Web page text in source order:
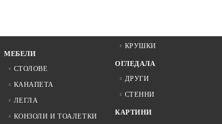
МЕБЕЛИ
СТОЛОВЕ
КАНАПЕТА
ЛЕГЛА
КОНЗОЛИ И ТОАЛЕТКИ
КРУШКИ
ОГЛЕДАЛА
ДРУГИ
СТЕННИ
КАРТИНИ